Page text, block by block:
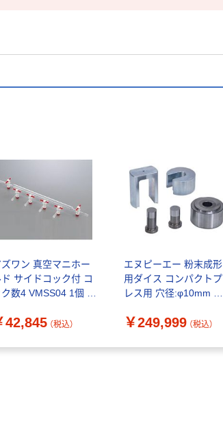
ズワン 真空マニホー
ド サイドコック付 コ
ク数4 VMSS04 1個 4-
42,845 （税込）
エヌピーエー 粉末成形
用ダイス コンパクトプ
レス用 穴径:φ10mm 充
ス DT3025A-1020 1式
￥249,999 （税込）